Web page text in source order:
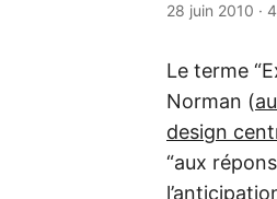
28 juin 2010 ·
Le terme
Norman (
design
“aux